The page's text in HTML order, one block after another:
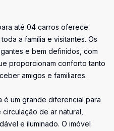
até 04 carros oferece
a família e visitantes. Os
e bem definidos, com
proporcionam conforto tanto
amigos e familiares.
é um grande diferencial para
de ar natural,
e iluminado. O imóvel